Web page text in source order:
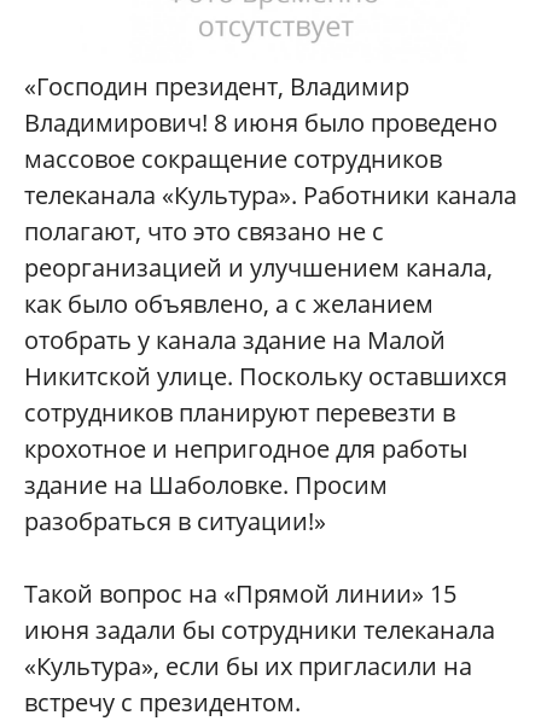
«Господин президент, Владимир
Владимирович! 8 июня было проведено
массовое сокращение сотрудников
телеканала «Культура». Работники канала
полагают, что это связано не с
реорганизацией и улучшением канала,
как было объявлено, а с желанием
отобрать у канала здание на Малой
Никитской улице. Поскольку оставшихся
сотрудников планируют перевезти в
крохотное и непригодное для работы
здание на Шаболовке. Просим
разобраться в ситуации!»
Такой вопрос на «Прямой линии» 15
июня задали бы сотрудники телеканала
«Культура», если бы их пригласили на
встречу с президентом.